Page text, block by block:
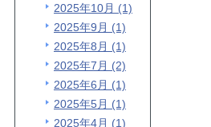
2025年10月 (1)
2025年9月 (1)
2025年8月 (1)
2025年7月 (2)
2025年6月 (1)
2025年5月 (1)
2025年4月 (1)